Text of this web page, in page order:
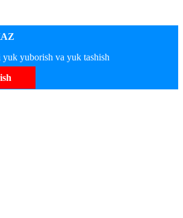
yuborish va yuk tashish